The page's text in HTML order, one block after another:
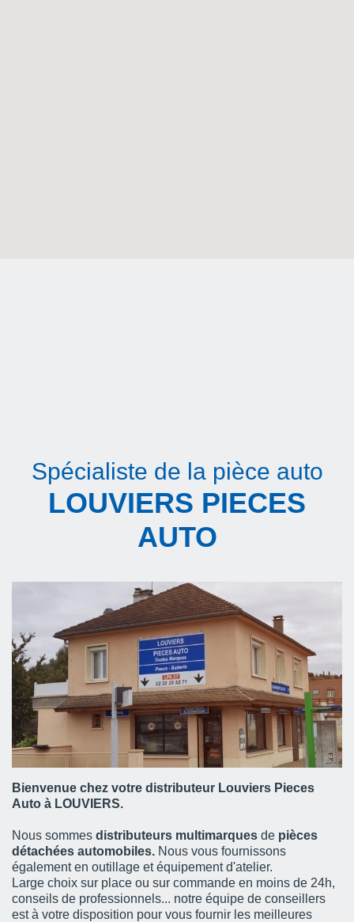
Spécialiste de la pièce auto
LOUVIERS PIECES
AUTO
Bienvenue chez votre distributeur Louviers Pieces
Auto à LOUVIERS.
Nous sommes distributeurs multimarques de pièces
détachées automobiles. Nous vous fournissons
également en outillage et équipement d'atelier.
Large choix sur place ou sur commande en moins de 24h,
conseils de professionnels... notre équipe de conseillers
est à votre disposition pour vous fournir les meilleures